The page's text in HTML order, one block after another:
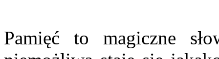
Pamięć to magiczne